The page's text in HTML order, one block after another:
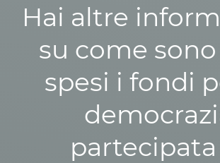
Hai altre
su come
spesi i fondi